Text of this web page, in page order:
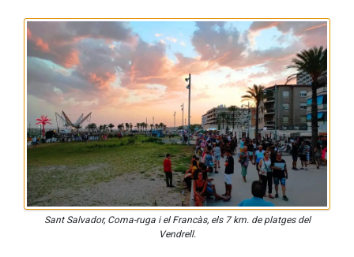
Sant Salvador, Coma-ruga i el Francàs, els 7 km. de platges del
Vendrell.